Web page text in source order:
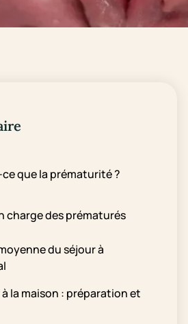
ce que la prématurité ?
charge des prématurés
du séjour à
la maison : préparation et